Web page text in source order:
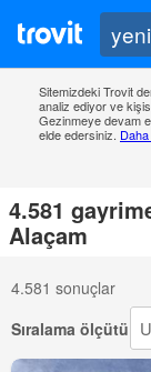
Sitemizdeki Trovit
analiz ediyor ve
Gezinmeye devam
elde edersiniz.
4.581
Alaçam
4.581 sonuçlar
Sıralama ölçütü